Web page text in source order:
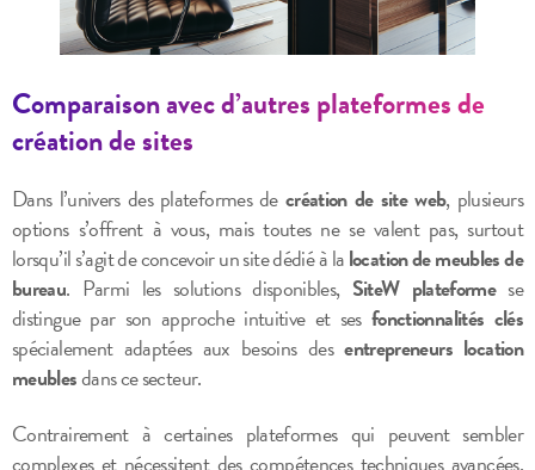
Comparaison avec d’autres plateformes de
création de sites
Dans l’univers des plateformes de création de site web, plusieurs
options s’offrent à vous, mais toutes ne se valent pas, surtout
lorsqu’il s’agit de concevoir un site dédié à lalocation de meubles de
bureau. Parmi les solutions disponibles, SiteW plateformese
distingue par son approche intuitive et ses fonctionnalités clés
spécialement adaptées aux besoins desentrepreneurs location
meublesdans ce secteur.
Contrairement à certaines plateformes qui peuvent sembler
complexes et nécessitent des compétences techniques avancées,